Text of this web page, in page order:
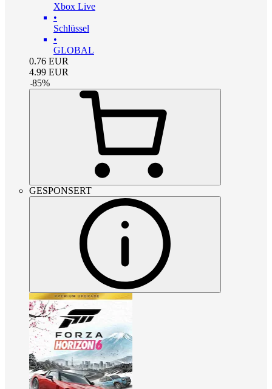
Xbox Live
•
Schlüssel
•
GLOBAL
0.76 EUR
4.99 EUR
-85%
GESPONSERT